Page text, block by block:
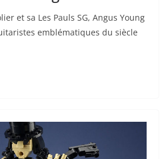
et sa Les Pauls SG, Angus Young
emblématiques du siècle